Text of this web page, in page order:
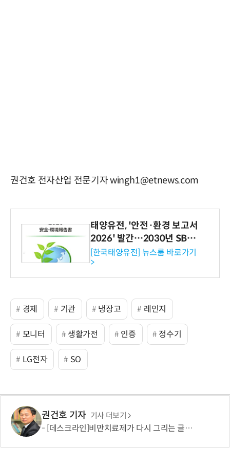
권건호 전자산업 전문기자 wingh1@etnews.com
태양유전, '안전·환경 보고서
2026' 발간…2030년 SBT
수준 온실가스 감축 추진
[한국태양유전] 뉴스룸 바로가기
>
경제 기관 냉장고 레인지
모니터 생활가전 인증 정수기
LG전자 SO
권건호 기자 기사 더보기
[데스크라인]비만치료제가 다시 그리는 글로벌 산업 지도